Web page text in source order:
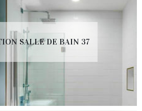
SALLE DE BAIN 37